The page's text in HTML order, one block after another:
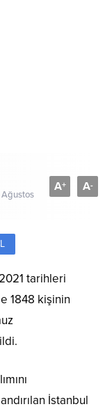
Ağustos
A+ A-
tarihleri
1848 kişinin
İstanbul